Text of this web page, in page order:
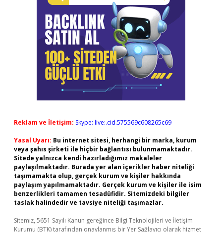
Reklam ve İletişim: Skype: live:.cid.575569c608265c69
Yasal Uyarı: Bu internet sitesi, herhangi bir marka, kurum
veya şahıs şirketi ile hiçbir bağlantısı bulunmamaktadır.
Sitede yalnızca kendi hazırladığımız makaleler
paylaşılmaktadır. Burada yer alan içerikler haber niteliği
taşımamakta olup, gerçek kurum ve kişiler hakkında
paylaşım yapılmamaktadır. Gerçek kurum ve kişiler ile isim
benzerlikleri tamamen tesadüfidir. Sitemizdeki bilgiler
taslak halindedir ve tavsiye niteliği taşımazlar.
Sitemiz, 5651 Sayılı Kanun gereğince Bilgi Teknolojileri ve İletişim
Kurumu (BTK) tarafından onaylanmış bir Yer Sağlayıcı olarak hizmet